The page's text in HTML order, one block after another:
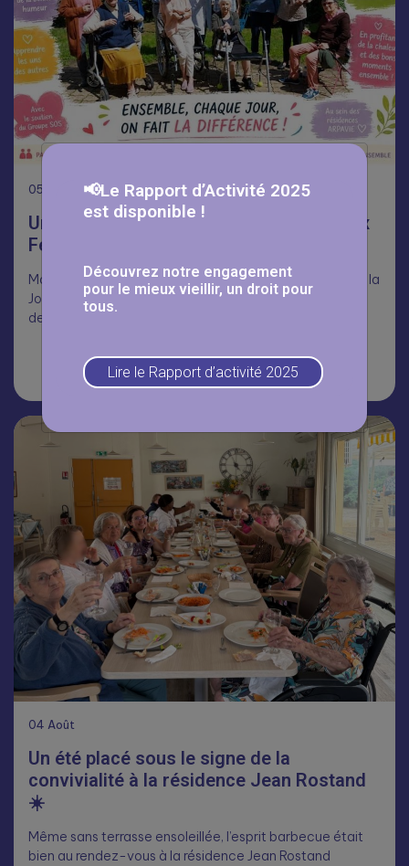
05
Une journée Portes Ouvertes réussie aux
Fermettes 🥳
Malgré la chaleur, nombreux ont répondu présents pour la
Journée Portes Ouvertes aux Fermettes, dans le cadre
des Mois du…
Lire la suite
04 Août
Un été placé sous le signe de la
convivialité à la résidence Jean Rostand
☀️
Même sans terrasse ensoleillée, l’esprit barbecue était
bien au rendez-vous à la résidence Jean Rostand
📢Le Rapport d’Activité 2025
est disponible !
Découvrez notre engagement
pour le mieux vieillir, un droit pour
tous.
Lire le Rapport d’activité 2025